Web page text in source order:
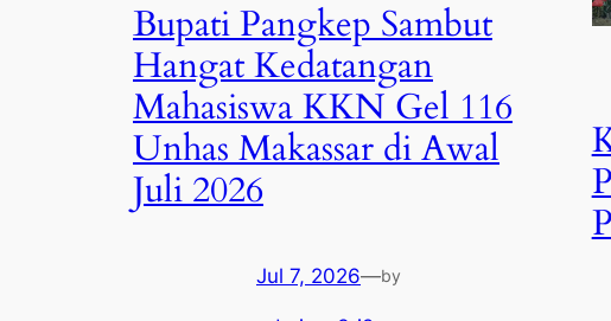
Bupati Pangkep Sambut
Hangat Kedatangan
Mahasiswa KKN Gel 116
Unhas Makassar di Awal
Juli 2026
Jul 7, 2026—by